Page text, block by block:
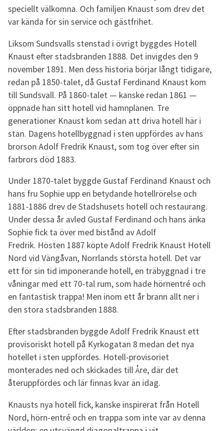
speciellt välkomna. Och familjen Knaust som drev det
var kända för sin service och gästfrihet.
Liksom Sundsvalls stenstad i övrigt byggdes Hotell
Knaust efter stadsbranden 1888. Det invigdes den 9
november 1891. Men dess historia börjar långt tidigare,
redan på 1850-talet, då Gustaf Ferdinand Knaust kom
till Sundsvall. På 1860-talet — kanske redan 1861 —
öppnade han sitt hotell vid hamnplanen. Tre
generationer Knaust kom sedan att driva hotell här i
stan. Dagens hotellbyggnad i sten uppfördes av hans
brorson Adolf Fredrik Knaust, som tog över efter sin
farbrors död 1883.
Under 1870-talet byggde Gustaf Ferdinand Knaust och
hans fru Sophie upp en betydande hotellrörelse och
1881-1886 drev de Stadshusets hotell och restaurang.
Under dessa år avled Gustaf Ferdinand och hans änka
Sophie fick ta över med bistånd av Adolf
Fredrik. Hösten 1887 köpte Adolf Fredrik Knaust Hotell
Nord vid Vängåvan, Norrlands största hotell. Det var
ett för sin tid imponerande hotell, en träbyggnad i tre
våningar med ett 70-tal rum, som hade hörnentré och
en fantastisk trappa! Men inom ett år brann allt ner i
den stora stadsbranden 1888.
Efter stadsbranden byggde Adolf Fredrik Knaust ett
provisoriskt hotell på Kyrkogatan 8 medan det nya
hotellet i sten uppfördes. Hotell-provisoriet
monterades ned och skickades till Åre, där det
återuppfördes och lär finnas kvar än idag.
Knausts nya hotell fick, kanske inspirerat från Hotell
Nord, hörn-entré och en trappa som inte var av denna